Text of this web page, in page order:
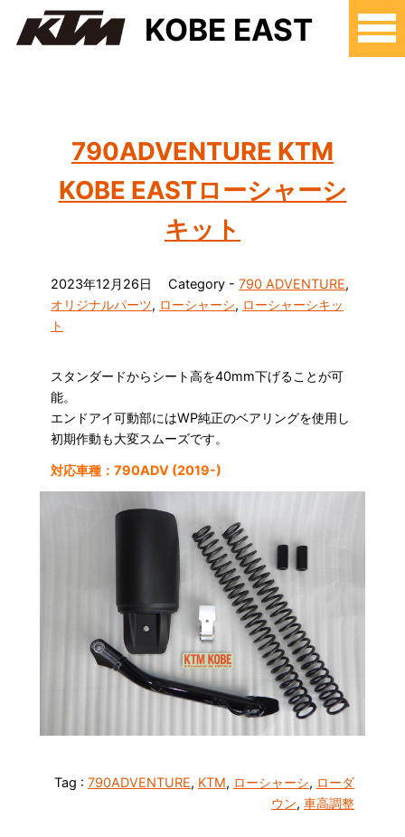
KOBE EAST
790ADVENTURE KTM
KOBE EASTローシャーシ
キット
2023年12月26日 Category -790 ADVENTURE,
オリジナルパーツ, ローシャーシ, ローシャーシキッ
ト
スタンダードからシート高を40mm下げることが可
能。
エンドアイ可動部にはWP純正のベアリングを使用し
初期作動も大変スムーズです。
対応車種：790ADV (2019-)
Tag : 790ADVENTURE, KTM, ローシャーシ, ローダ
ウン, 車高調整